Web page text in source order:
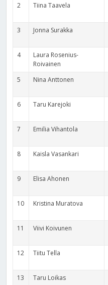
2 Tiina Taavela
3 Jonna Surakka
4
Laura Rosenius-
Roivainen
5 Nina Anttonen
6 Taru Karejoki
7 Emilia Vihantola
8 Kaisla Vasankari
9 Elisa Ahonen
10 Kristina Muratova
11 Viivi Koivunen
12 Tiitu Tella
13 Taru Loikas